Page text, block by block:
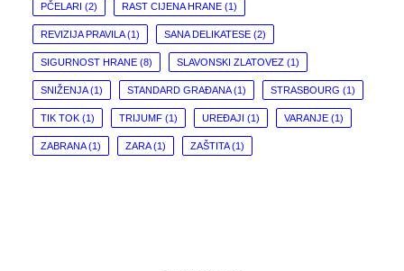
PČELARI (2) RAST CIJENA HRANE (1)
REVIZIJA PRAVILA(1) SANA DELIKATESE (2)
SIGURNOST HRANE (8) SLAVONSKI ZLATOVEZ (1)
SNIŽENJA(1) STANDARD GRAĐANA(1) STRASBOURG (1)
TIK TOK (1) TRIJUMF (1) UREĐAJI (1) VARANJE (1)
ZABRANA(1) ZARA(1) ZAŠTITA(1)